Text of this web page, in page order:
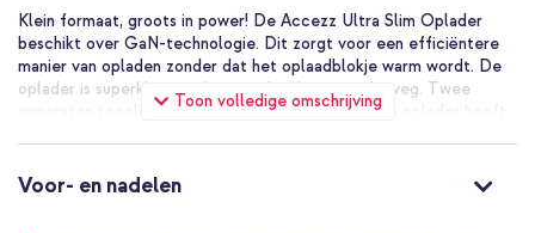
Toon volledige omschrijving
Klein formaat, groots in power! De Accezz Ultra Slim Oplader
beschikt over GaN-technologie. Dit zorgt voor een efficiëntere
manier van opladen zonder dat het oplaadblokje warm wordt. De
oplader is superklein en daarom ideaal voor onderweg. Twee
apparaten tegelijk opladen is geen probleem; deze oplader heeft
De Accezz Ultra Slim GaN Oplader in het kort:
Voor- en nadelen